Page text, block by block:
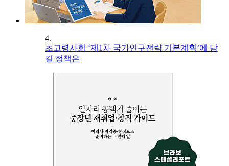
4.
초고령사회 ‘제1차 국가인구전략 기본계획’에 담
길 정책은